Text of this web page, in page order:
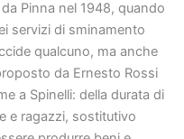
Pinna nel 1948, quando
servizi di sminamento
qualcuno, ma anche
da Ernesto Rossi
a Spinelli: della durata di
e ragazzi, sostitutivo